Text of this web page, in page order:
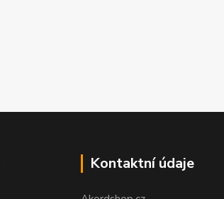
Kontaktní údaje